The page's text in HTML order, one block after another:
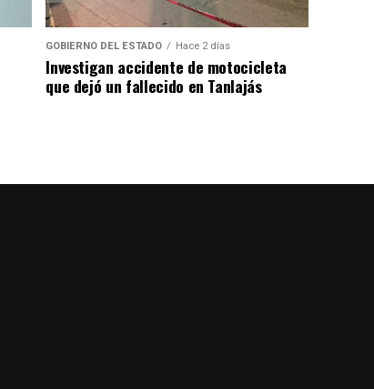
GOBIERNO DEL ESTADO Hace 2 días
Investigan accidente de motocicleta
que dejó un fallecido en Tanlajás